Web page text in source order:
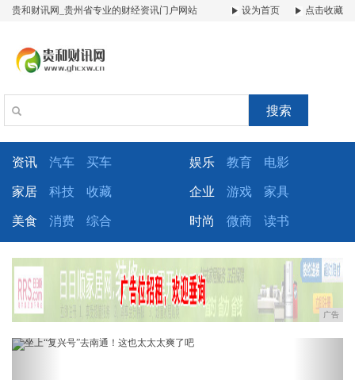
贵和财讯网_贵州省专业的财经资讯门户网站 设为首页 点击收藏
搜索
资讯 汽车 买车 娱乐 教育 电影
家居 科技 收藏 企业 游戏 家具
美食 消费 综合 时尚 微商 读书
广告
Previous